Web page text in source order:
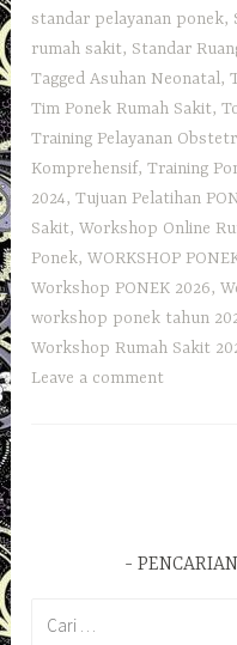
standar pelayanan ponek,
rumah sakit, Standar
Tagged Asuhan Neonatal,
Tim Ponek Rumah Sakit,
Training Pelayanan
Komprehensif,Training
2024,Tujuan Pelatihan
Sakit,Workshop Online
Ponek,WORKSHOP
Workshop PONEK 2026,
workshop ponek tahun
Workshop Rumah Sakit
Leave a comment